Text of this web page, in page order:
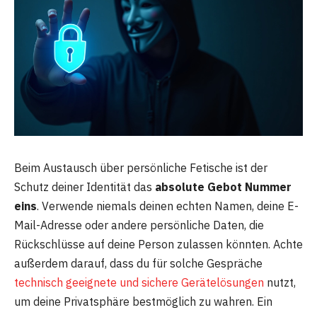
Beim Austausch über persönliche Fetische ist der
Schutz deiner Identität das absolute Gebot Nummer
eins. Verwende niemals deinen echten Namen, deine E-
Mail-Adresse oder andere persönliche Daten, die
Rückschlüsse auf deine Person zulassen könnten. Achte
außerdem darauf, dass du für solche Gespräche
technisch geeignete und sichere Gerätelösungen nutzt,
um deine Privatsphäre bestmöglich zu wahren. Ein